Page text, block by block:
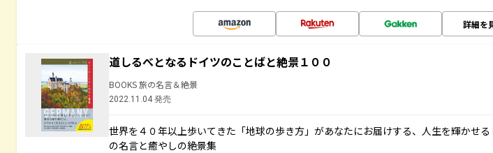
詳細を
道しるべとなるドイツのことばと絶景１００
BOOKS 旅の名言＆絶景
2022.11.04 発売
世界を４０年以上歩いてきた「地球の歩き方」があなたにお届けする、人生を輝かせる
の名言と癒やしの絶景集